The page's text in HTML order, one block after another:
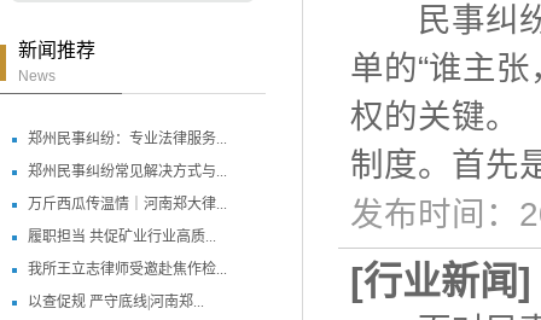
新闻推荐
News
郑州民事纠纷：专业法律服务...
郑州民事纠纷常见解决方式与...
万斤西瓜传温情｜河南郑大律...
履职担当 共促矿业行业高质...
我所王立志律师受邀赴焦作检...
以查促规 严守底线|河南郑...
民事纠纷
单的“谁主
权的关键。
制度。首先
发布时间：
[行业新闻]